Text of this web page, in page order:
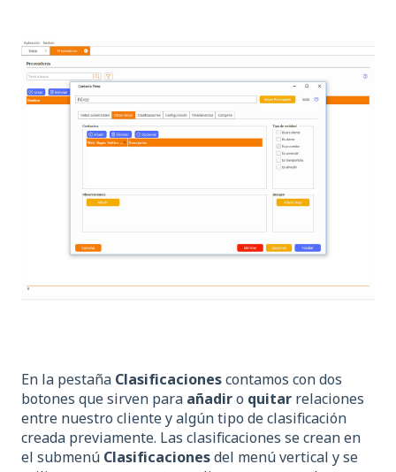
En la pestaña Clasificacionescontamos con dos
botones que sirven para añadiro quitar relaciones
entre nuestro cliente y algún tipo de clasificación
creada previamente. Las clasificaciones se crean en
el submenú Clasificacionesdel menú vertical y se